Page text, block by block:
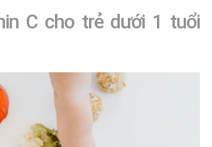
C cho trẻ dưới 1 tuổi